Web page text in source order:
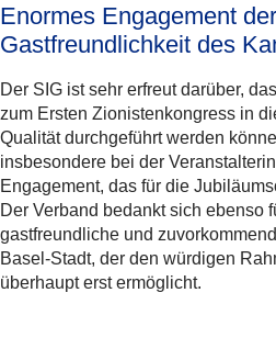
Enormes Engagement
Gastfreundlichkeit des
Der SIG ist sehr erfreut darüber,
zum Ersten Zionistenkongress in
Qualität durchgeführt werden
insbesondere bei der
Engagement, das für die
Der Verband bedankt sich ebenso
gastfreundliche und
Basel-Stadt, der den würdigen
überhaupt erst ermöglicht.